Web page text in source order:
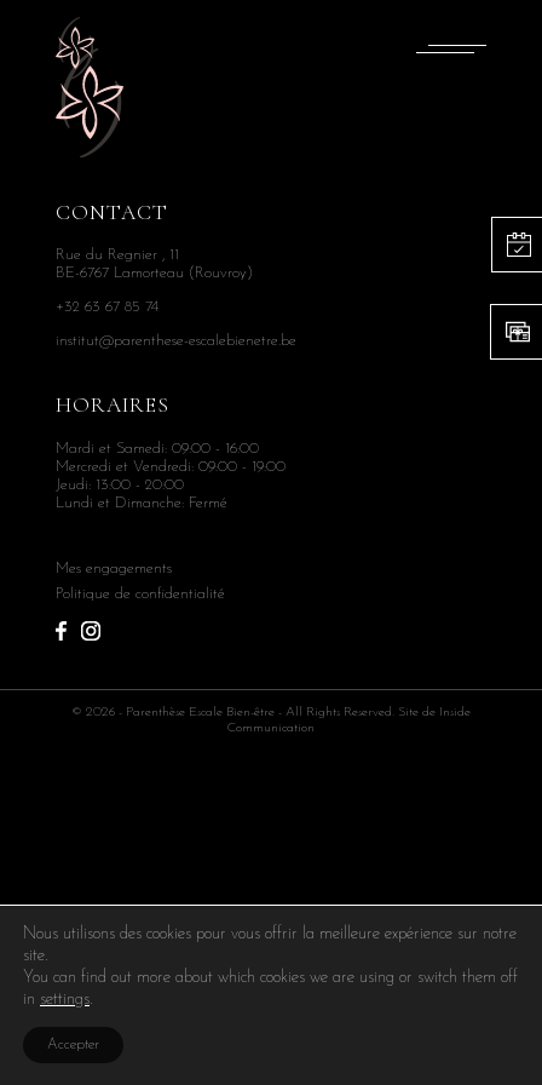
CONTACT
Rue du Regnier , 11
BE-6767 Lamorteau (Rouvroy)
+32 63 67 85 74
institut@parenthese-escalebienetre.be
HORAIRES
Mardi et Samedi: 09:00 - 16:00
Mercredi et Vendredi: 09:00 - 19:00
Jeudi: 13:00 - 20:00
Lundi et Dimanche: Fermé
Mes engagements
Politique de confidentialité
© 2026 - Parenthèse Escale Bien-être - All Rights Reserved. Site de
Inside
Communication
Nous utilisons des cookies pour vous offrir la meilleure expérience sur notre
site.
You can find out more about which cookies we are using or switch them off
in settings.
Accepter